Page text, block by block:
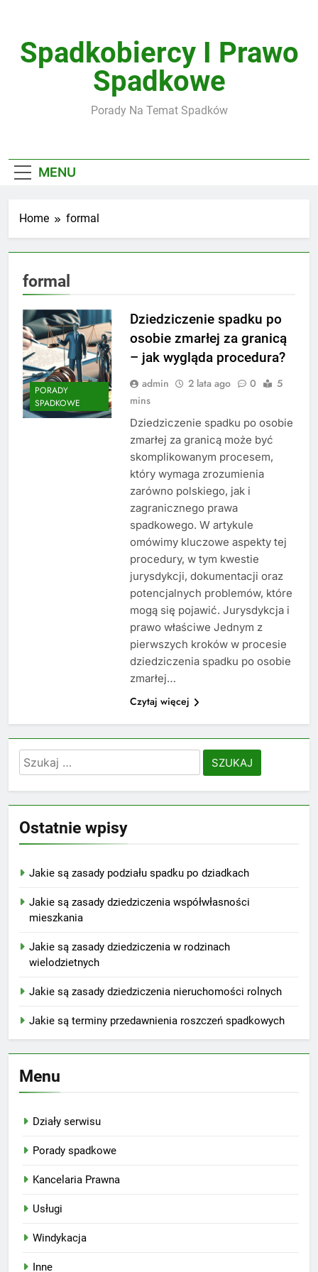
contentSpadkobiercy I Prawo
Spadkowe
Porady Na Temat Spadków
MENU
Home formal
formal
PORADY
SPADKOWE
Dziedziczenie spadku po
osobie zmarłej za granicą
– jak wygląda procedura?
admin 2 lata ago 0
5
mins
Dziedziczenie spadku po osobie
zmarłej za granicą może być
skomplikowanym procesem,
który wymaga zrozumienia
zarówno polskiego, jak i
zagranicznego prawa
spadkowego. W artykule
omówimy kluczowe aspekty tej
procedury, w tym kwestie
jurysdykcji, dokumentacji oraz
potencjalnych problemów, które
mogą się pojawić. Jurysdykcja i
prawo właściwe Jednym z
pierwszych kroków w procesie
dziedziczenia spadku po osobie
zmarłej…
Czytaj więcej
Szukaj:
Ostatnie wpisy
Jakie są zasady podziału spadku po dziadkach
Jakie są zasady dziedziczenia współwłasności
mieszkania
Jakie są zasady dziedziczenia w rodzinach
wielodzietnych
Jakie są zasady dziedziczenia nieruchomości rolnych
Jakie są terminy przedawnienia roszczeń spadkowych
Menu
Działy serwisu
Porady spadkowe
Kancelaria Prawna
Usługi
Windykacja
Inne